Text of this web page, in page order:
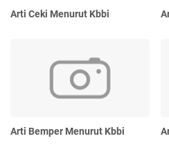
Arti Ceki Menurut Kbbi
Arti Bemper Menurut Kbbi